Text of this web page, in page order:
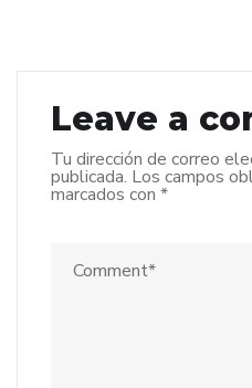
Leave a
Tu dirección de correo
publicada. Los campos
marcados con *